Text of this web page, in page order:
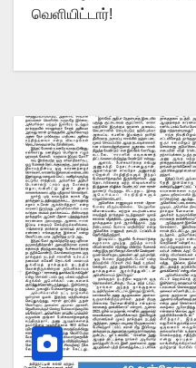
வெளியிட்டார்!